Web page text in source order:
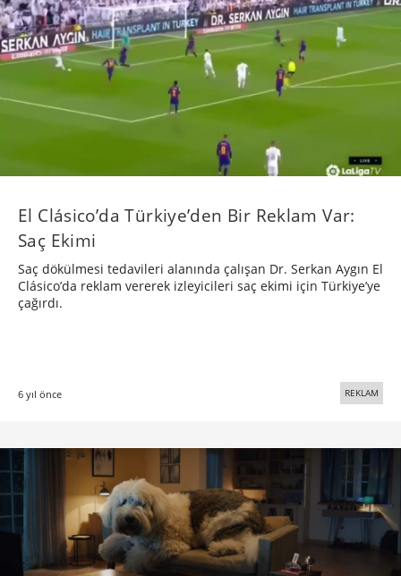
El Clásico’da Türkiye’den Bir Reklam Var:
Saç Ekimi
Saç dökülmesi tedavileri alanında çalışan Dr. Serkan Aygın El
Clásico’da reklam vererek izleyicileri saç ekimi için Türkiye’ye
çağırdı.
6 yıl önce REKLAM